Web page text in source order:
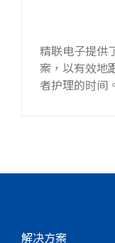
精联电子提供
案，以有效地
者护理的时间。
解决方案